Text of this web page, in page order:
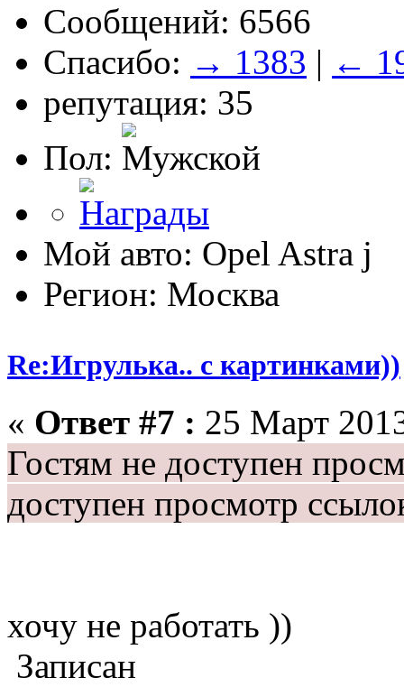
Сообщений: 6566
Спасибо: → 1383 | ←
репутация: 35
Пол:
Мой авто: Opel Astra j
Регион: Москва
Re:Игрулька.. с картинками))
« Ответ #7 : 25 Март
Гостям не доступен
доступен просмотр
хочу не работать ))
Записан